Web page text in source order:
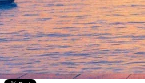
30 августа 2013, пятница, 19.00
Версия для печати
Все спектакли
ДК им. М. Горького
Все культурные центры